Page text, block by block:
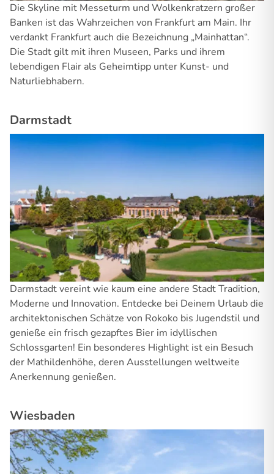
Die Skyline mit Messeturm und Wolkenkratzern großer
Banken ist das Wahrzeichen von Frankfurt am Main. Ihr
verdankt Frankfurt auch die Bezeichnung „Mainhattan“.
Die Stadt gilt mit ihren Museen, Parks und ihrem
lebendigen Flair als Geheimtipp unter Kunst- und
Naturliebhabern.
Darmstadt
Darmstadt vereint wie kaum eine andere Stadt Tradition,
Moderne und Innovation. Entdecke bei Deinem Urlaub die
architektonischen Schätze von Rokoko bis Jugendstil und
genieße ein frisch gezapftes Bier im idyllischen
Schlossgarten! Ein besonderes Highlight ist ein Besuch
der Mathildenhöhe, deren Ausstellungen weltweite
Anerkennung genießen.
Wiesbaden